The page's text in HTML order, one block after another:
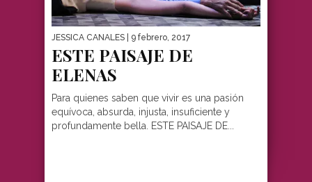
JESSICA CANALES | 9 febrero, 2017
ESTE PAISAJE DE
ELENAS
Para quienes saben que vivir es una pasión
equívoca, absurda, injusta, insuficiente y
profundamente bella. ESTE PAISAJE DE...